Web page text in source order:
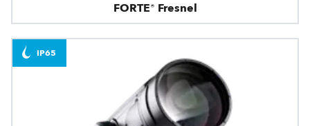
FORTE® Fresnel
IP65